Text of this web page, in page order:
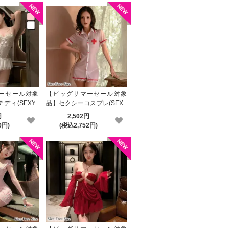
セール対象
ィ(SEXYT
円)
【ビッグサマーセール対象
品】セクシーコスプレ(SEXY
COSPLAY) 4396
2,502円
(税込2,752円)